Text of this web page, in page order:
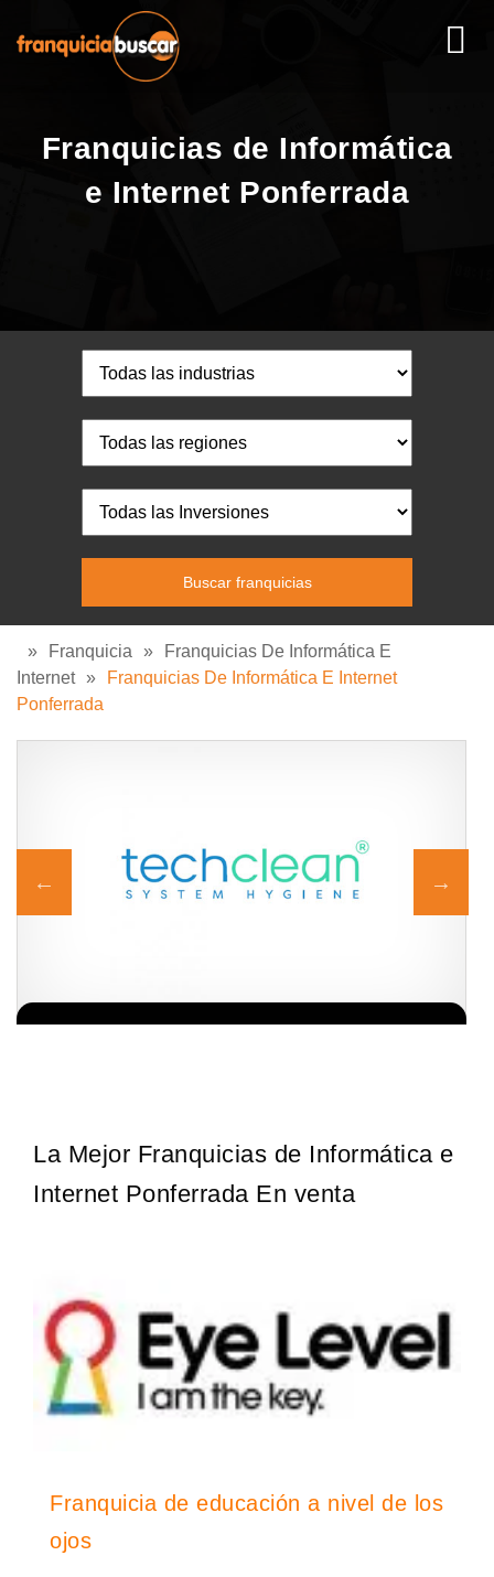
Franquicias de Informática
e Internet Ponferrada
» Franquicia »
Franquicias De Informática E
Internet »
Franquicias De Informática E Internet
Ponferrada
La Mejor Franquicias de Informática e
Internet Ponferrada En venta
Franquicia de educación a nivel de los
ojos